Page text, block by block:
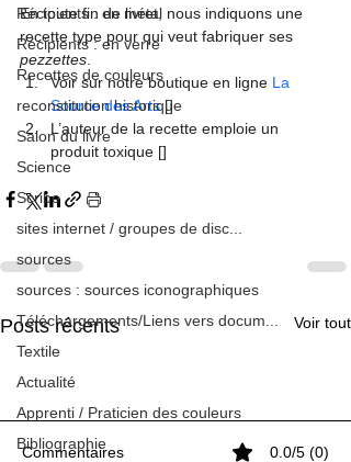
Récipients : en métal
Récipients : en verre
Recettes de couleurs
reconstitution historique
Salon du livre
Science
Scribe
sites internet / groupes de disc...
sources
sources : sources iconographiques
Téléchargements/Liens vers docum...
Textile
Actualité
Apprenti / Praticien des couleurs
Bibliographie
En toute fin de livret, nous indiquons une
recette type pour qui veut fabriquer ses
pezzettes
Voir sur notre boutique en ligne La
Source des Arts []
L’auteur de la recette emploie un
produit toxique []
Posts récents Voir tout
Commentaires 0.0/5 (0)